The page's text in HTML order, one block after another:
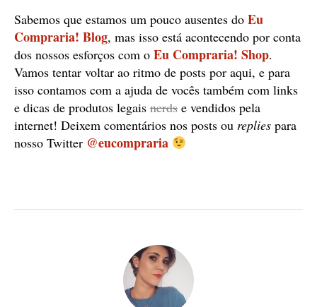
Sabemos que estamos um pouco ausentes do Eu
Compraria! Blog, mas isso está acontecendo por conta
dos nossos esforços com o Eu Compraria! Shop.
Vamos tentar voltar ao ritmo de posts por aqui, e para
isso contamos com a ajuda de vocês também com links
e dicas de produtos legais nerds e vendidos pela
internet! Deixem comentários nos posts ou replies para
nosso Twitter @eucompraria